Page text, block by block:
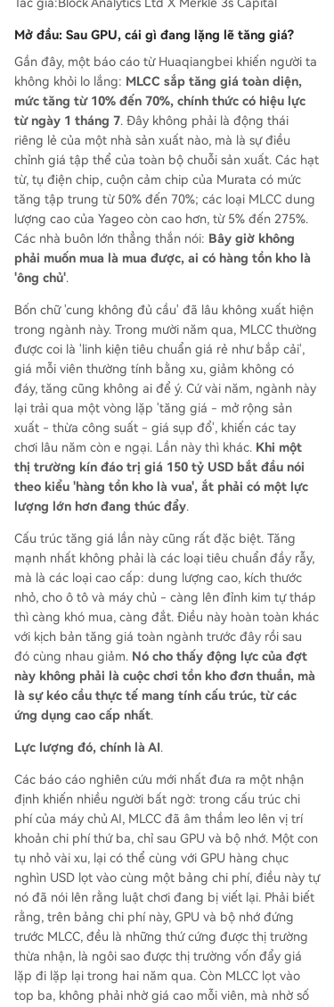
và ký ức về chu kỳ dư thừa trước đây. Tăng trưởn
g công suất toàn ngành chỉ khoảng 10%/năm, tr
năm. **Ba công ty dẫn đầu thị trường:** 1. **Mu
rata (Nhật Bản):** Gã khổng lồ tuyệt đối, thị phầ
n ~40%, lợi nhuận ổn định, là lựa chọn an toàn. 2.
**Samsung Electro-Mechanics (Hàn Quốc):** Có
đòn bẩy tăng trưởng cao nhất với kế hoạch đầu
tư mở rộng mạnh mẽ và lợi nhuận tăng nhanh.
3. **Taiyo Yuden (Nhật Bản):** Có "độ tinh khiết"
MLCC cao nhất (70,9% doanh thu), là công cụ đ
ầu cơ...
Mở đầu: Sau GPU, cái gì đang lặng lẽ tăng giá?
Gần đây, một báo cáo từ Huaqiangbei khiến người ta
không khỏi lo lắng: MLCC sắp tăng giá toàn diện,
mức tăng từ 10% đến 70%, chính thức có hiệu lực
từ ngày 1 tháng 7. Đây không phải là động thái
riêng lẻ của một nhà sản xuất nào, mà là sự điều
chỉnh giá tập thể của toàn bộ chuỗi sản xuất. Các hạt
từ, tụ điện chip, cuộn cảm chip của Murata có mức
tăng tập trung từ 50% đến 70%; các loại MLCC dung
lượng cao của Yageo còn cao hơn, từ 5% đến 275%.
Các nhà buôn lớn thẳng thắn nói: Bây giờ không
phải muốn mua là mua được, ai có hàng tồn kho là
'ông chủ'.
Bốn chữ 'cung không đủ cầu' đã lâu không xuất hiện
trong ngành này. Trong mười năm qua, MLCC thường
được coi là 'linh kiện tiêu chuẩn giá rẻ như bắp cải',
giá mỗi viên thường tính bằng xu, giảm không có
đáy, tăng cũng không ai để ý. Cứ vài năm, ngành này
lại trải qua một vòng lặp 'tăng giá - mở rộng sản
xuất - thừa công suất - giá sụp đổ', khiến các tay
chơi lâu năm còn e ngại. Lần này thì khác. Khi một
thị trường kín đáo trị giá 150 tỷ USD bắt đầu nói
theo kiểu 'hàng tồn kho là vua', ắt phải có một lực
lượng lớn hơn đang thúc đẩy.
Cấu trúc tăng giá lần này cũng rất đặc biệt. Tăng
mạnh nhất không phải là các loại tiêu chuẩn đầy rẫy,
mà là các loại cao cấp: dung lượng cao, kích thước
nhỏ, cho ô tô và máy chủ - càng lên đỉnh kim tự tháp
thì càng khó mua, càng đắt. Điều này hoàn toàn khác
với kịch bản tăng giá toàn ngành trước đây rồi sau
đó cùng nhau giảm. Nó cho thấy động lực của đợt
này không phải là cuộc chơi tồn kho đơn thuần, mà
là sự kéo cầu thực tế mang tính cấu trúc, từ các
ứng dụng cao cấp nhất.
Lực lượng đó, chính là AI.
Các báo cáo nghiên cứu mới nhất đưa ra một nhận
định khiến nhiều người bất ngờ: trong cấu trúc chi
phí của máy chủ AI, MLCC đã âm thầm leo lên vị trí
khoản chi phí thứ ba, chỉ sau GPU và bộ nhớ. Một con
tụ nhỏ vài xu, lại có thể cùng với GPU hàng chục
nghìn USD lọt vào cùng một bảng chi phí, điều này tự
nó đã nói lên rằng luật chơi đang bị viết lại. Phải biết
rằng, trên bảng chi phí này, GPU và bộ nhớ đứng
trước MLCC, đều là những thứ cứng được thị trường
thừa nhận, là ngôi sao được thị trường vốn đẩy giá
lặp đi lặp lại trong hai năm qua. Còn MLCC lọt vào
top ba, không phải nhờ giá cao mỗi viên, mà nhờ số